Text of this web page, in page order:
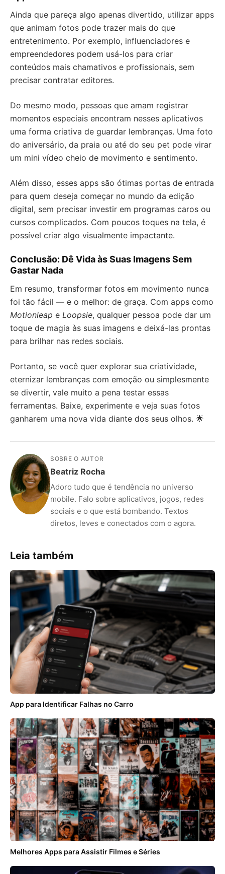
Ainda que pareça algo apenas divertido, utilizar apps
que animam fotos pode trazer mais do que
entretenimento. Por exemplo, influenciadores e
empreendedores podem usá-los para criar
conteúdos mais chamativos e profissionais, sem
precisar contratar editores.
Do mesmo modo, pessoas que amam registrar
momentos especiais encontram nesses aplicativos
uma forma criativa de guardar lembranças. Uma foto
do aniversário, da praia ou até do seu pet pode virar
um mini vídeo cheio de movimento e sentimento.
Além disso, esses apps são ótimas portas de entrada
para quem deseja começar no mundo da edição
digital, sem precisar investir em programas caros ou
cursos complicados. Com poucos toques na tela, é
possível criar algo visualmente impactante.
Conclusão: Dê Vida às Suas Imagens Sem
Gastar Nada
Em resumo, transformar fotos em movimento nunca
foi tão fácil — e o melhor: de graça. Com apps como
Motionleap e Loopsie, qualquer pessoa pode dar um
toque de magia às suas imagens e deixá-las prontas
para brilhar nas redes sociais.
Portanto, se você quer explorar sua criatividade,
eternizar lembranças com emoção ou simplesmente
se divertir, vale muito a pena testar essas
ferramentas. Baixe, experimente e veja suas fotos
ganharem uma nova vida diante dos seus olhos. 🌟
SOBRE O AUTOR
Beatriz Rocha
Adoro tudo que é tendência no universo
mobile. Falo sobre aplicativos, jogos, redes
sociais e o que está bombando. Textos
diretos, leves e conectados com o agora.
Leia também
App para Identificar Falhas no Carro
Melhores Apps para Assistir Filmes e Séries